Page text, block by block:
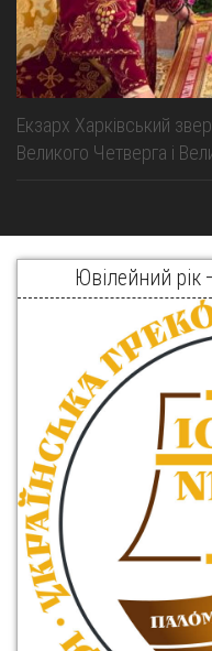
Екзарх Харківський
Великого Четверга і
Ювілейний рік